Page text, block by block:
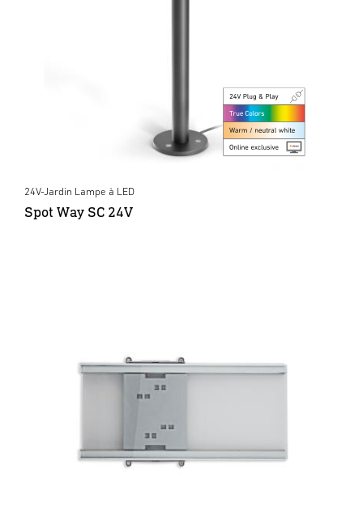
24V-Jardin Lampe à LED
Spot Way SC 24V